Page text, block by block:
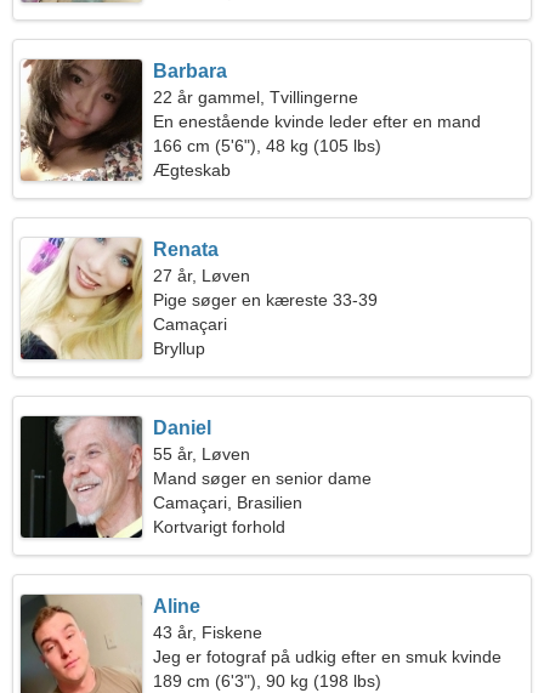
Barbara
22 år gammel, Tvillingerne
En enestående kvinde leder efter en mand
166 cm (5'6"), 48 kg (105 lbs)
Ægteskab
Renata
27 år, Løven
Pige søger en kæreste 33-39
Camaçari
Bryllup
Daniel
55 år, Løven
Mand søger en senior dame
Camaçari, Brasilien
Kortvarigt forhold
Aline
43 år, Fiskene
Jeg er fotograf på udkig efter en smuk kvinde
189 cm (6'3"), 90 kg (198 lbs)